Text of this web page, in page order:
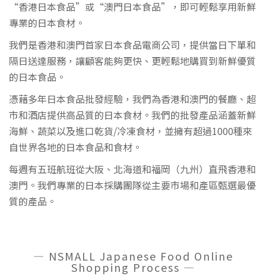
“香港日本食品”或“澳門日本食品”，即可輕鬆享用新鮮
專業的日本食材。
我們是香港和澳門首家日本食品電商公司，提供當日下單和
隔日送達服務，讓顧客能夠更快、更輕鬆地購買到新鮮優質
的日本食品。
憑藉多年日本食品批發經驗，我們為香港和澳門的餐廳、超
市和酒店提供高品質的日本食材。我們的批發產品涵蓋新鮮
海鮮、蔬菜以及進口乾貨/冷凍食材，並擁有超過1000種來
自世界各地的日本食品和食材。
每週有五班航班從大阪、北海道和福岡（九州）直飛香港和
澳門。我們專業的日本採購團隊從主要市場和產區甄選最優
質的產品。
— NSMALL Japanese Food Online
Shopping Process —